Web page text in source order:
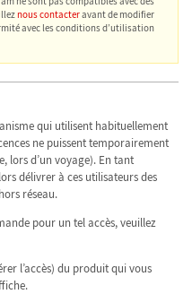
nous contacteravant de modifier
avec les conditions d’utilisation
qui utilisent habituellement
ne puissent temporairement
lors d’un voyage). En tant
délivrer à ces utilisateurs des
réseau.
pour un tel accès, veuillez
l’accès) du produit qui vous